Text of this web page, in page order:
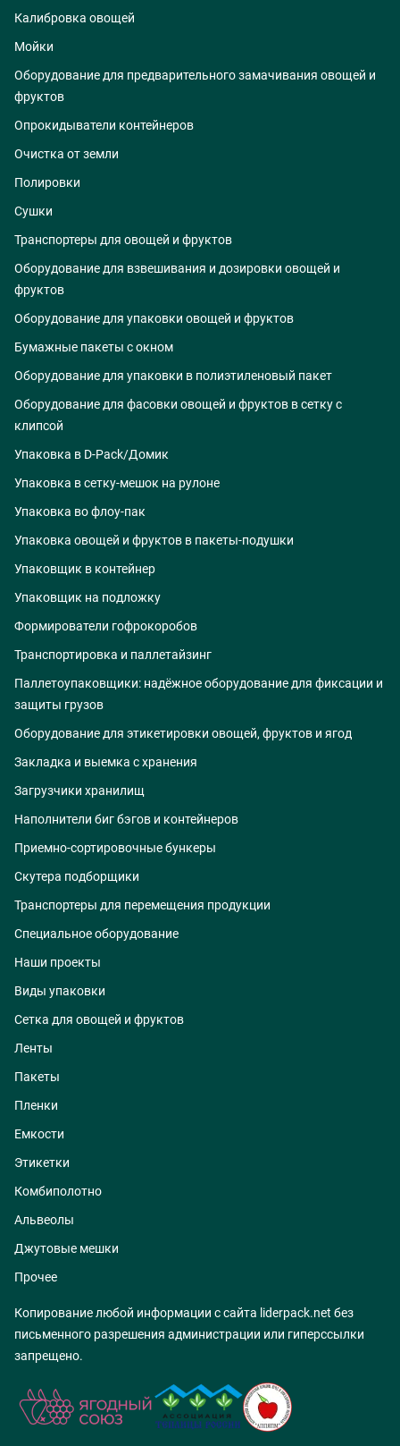
Калибровка овощей
Мойки
Оборудование для предварительного замачивания овощей и
фруктов
Опрокидыватели контейнеров
Очистка от земли
Полировки
Сушки
Транспортеры для овощей и фруктов
Оборудование для взвешивания и дозировки овощей и
фруктов
Оборудование для упаковки овощей и фруктов
Бумажные пакеты с окном
Оборудование для упаковки в полиэтиленовый пакет
Оборудование для фасовки овощей и фруктов в сетку с
клипсой
Упаковка в D-Pack/Домик
Упаковка в сетку-мешок на рулоне
Упаковка во флоу-пак
Упаковка овощей и фруктов в пакеты-подушки
Упаковщик в контейнер
Упаковщик на подложку
Формирователи гофрокоробов
Транспортировка и паллетайзинг
Паллетоупаковщики: надёжное оборудование для фиксации и
защиты грузов
Оборудование для этикетировки овощей, фруктов и ягод
Закладка и выемка с хранения
Загрузчики хранилищ
Наполнители биг бэгов и контейнеров
Приемно-сортировочные бункеры
Скутера подборщики
Транспортеры для перемещения продукции
Специальное оборудование
Наши проекты
Виды упаковки
Сетка для овощей и фруктов
Ленты
Пакеты
Пленки
Емкости
Этикетки
Комбиполотно
Альвеолы
Джутовые мешки
Прочее
Копирование любой информации с сайта liderpack.net без
письменного разрешения администрации или гиперссылки
запрещено.